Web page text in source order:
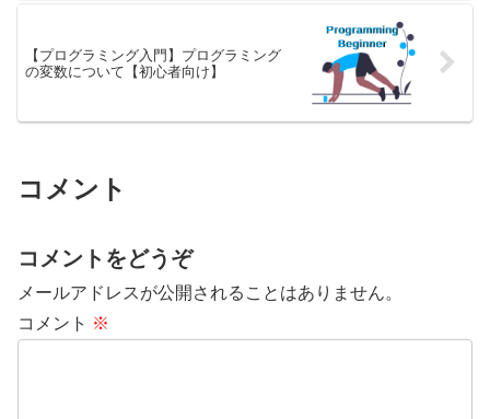
【プログラミング入門】プログラミング
の変数について【初心者向け】
コメント
コメントをどうぞ
メールアドレスが公開されることはありません。
コメント ※